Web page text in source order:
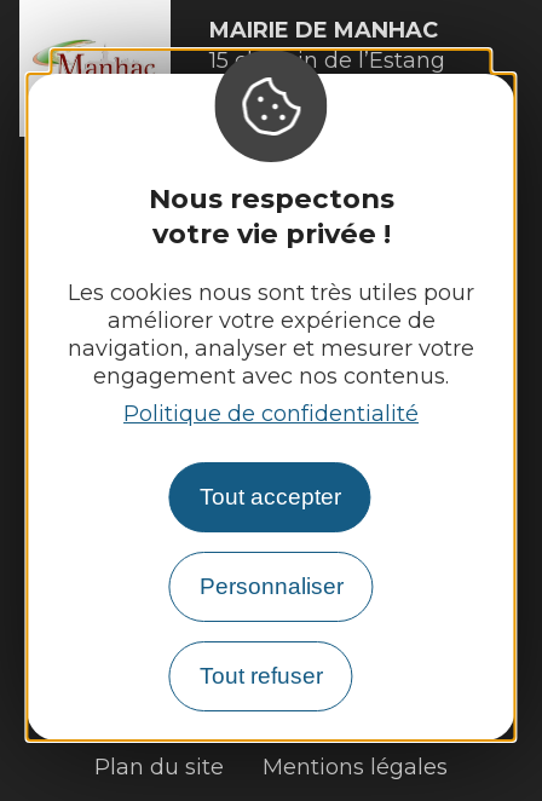
Nous respectons
votre vie privée !
Les cookies nous sont très utiles pour
améliorer votre expérience de
navigation, analyser et mesurer votre
engagement avec nos contenus.
Politique de confidentialité
Tout accepter
Personnaliser
Tout refuser
MAIRIE DE MANHAC
15 chemin de l’Estang
12160 Manhac
Tél. :05 65 69 03 53
Horaires d'ouverture :
Lundi et mardi de 8h45 à 12h30 et de 14h
Nous contacter
Panneau pocket
Vie municipale
Démarches, infos pratiques
Plan du site Mentions légales